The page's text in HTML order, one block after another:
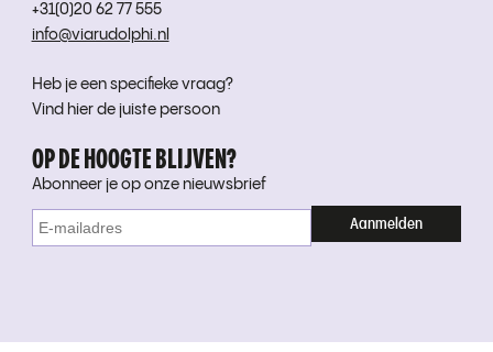
+31(0)20 62 77 555
info@viarudolphi.nl
Heb je een specifieke vraag?
Vind hier de juiste persoon
OP DE HOOGTE BLIJVEN?
Abonneer je op onze nieuwsbrief